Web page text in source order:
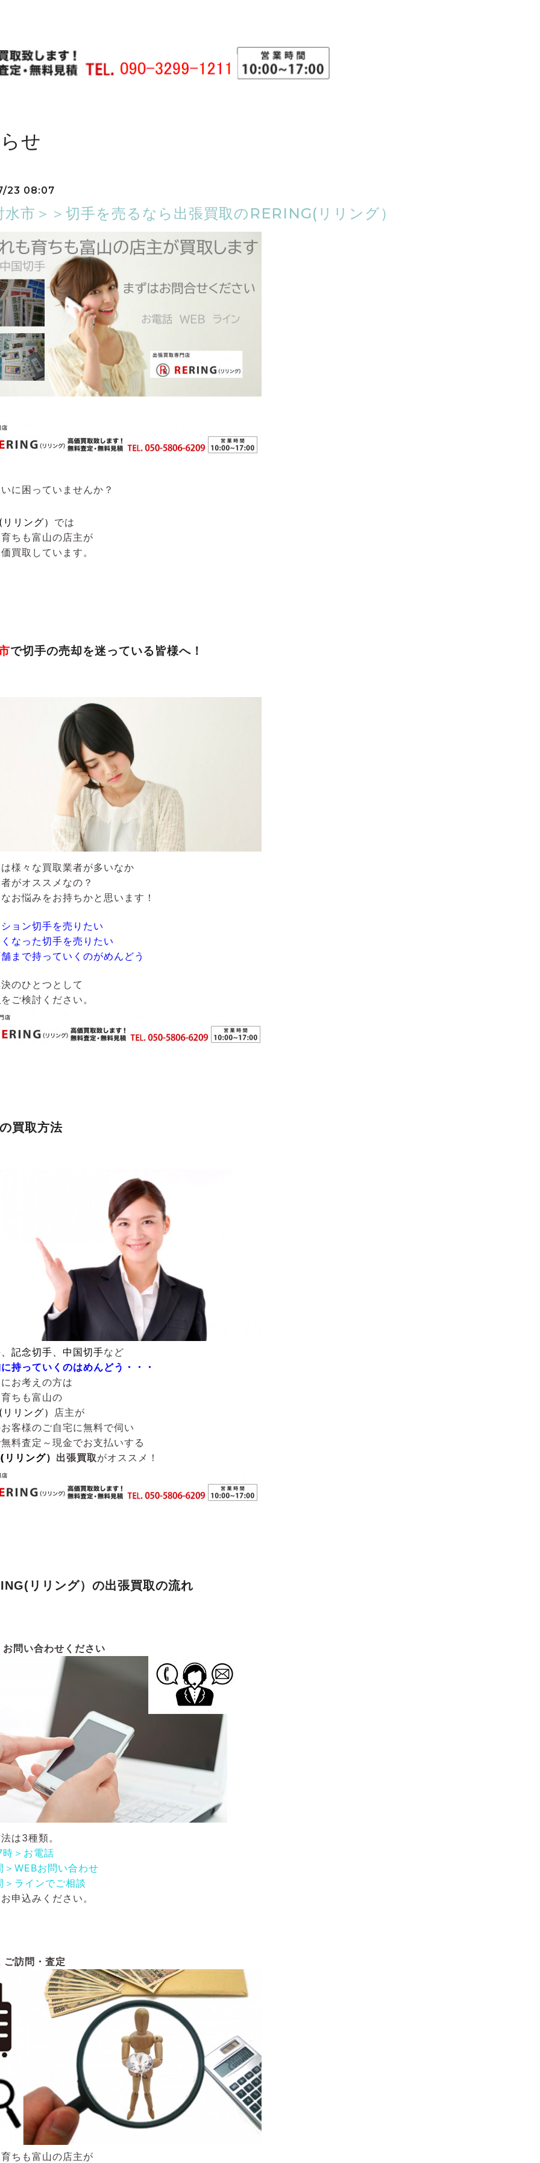
せ
23 08:07
水市＞＞切手を売るなら出張買取のRERING(リリング）
に困っていませんか？
リング） では
ちも富山の店主が
買取しています。
で切手の売却を迷っている皆様へ！
様々な買取業者が多いなか
がオススメなの？
お悩みをお持ちかと思います！
ョン切手を売りたい
なった切手を売りたい
まで持っていくのがめんどう
のひとつとして
をご検討ください。
買取方法
記念切手、中国切手など
持っていくのはめんどう・・・
お考えの方は
ちも富山の
リング） 店主が
客様のご自宅に無料で伺い
料査定～現金でお支払いする
リング） 出張買取がオススメ！
リリング）の出張買取の流れ
お問い合わせください
は3種類。
時＞お電話
WEBお問い合わせ
ラインでご相談
申込みください。
ご訪問・査定
ちも富山の店主が